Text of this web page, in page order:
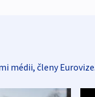
médii, členy Eurovize.